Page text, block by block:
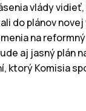
vlády
do plánov novej
na
aj jasný plán
ktorý Komisia